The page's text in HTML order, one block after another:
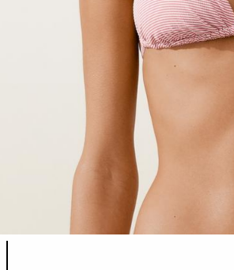
Llista de colors del producte